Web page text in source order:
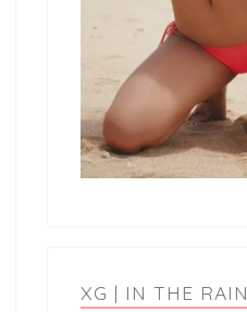
XG | IN THE RAIN